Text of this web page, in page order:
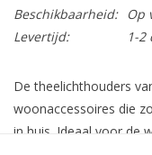
Beschikbaarheid:
Op
Levertijd:
1-2
De theelichthouders
woonaccessoires die
in huis. Ideaal voor de